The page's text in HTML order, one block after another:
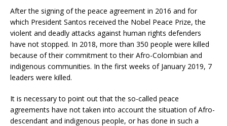
After the signing of the peace agreement in 2016 and for
which President Santos received the Nobel Peace Prize, the
violent and deadly attacks against human rights defenders
have not stopped. In 2018, more than 350 people were killed
because of their commitment to their Afro-Colombian and
indigenous communities. In the first weeks of January 2019, 7
leaders were killed.
It is necessary to point out that the so-called peace
agreements have not taken into account the situation of Afro-
descendant and indigenous people, or has done in such a